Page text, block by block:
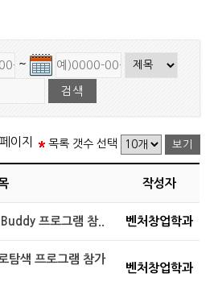
~
이지 목록 갯수 선택
작성자
프로그램 참.. 벤처창업학과
탐색 프로그램 참가
벤처창업학과